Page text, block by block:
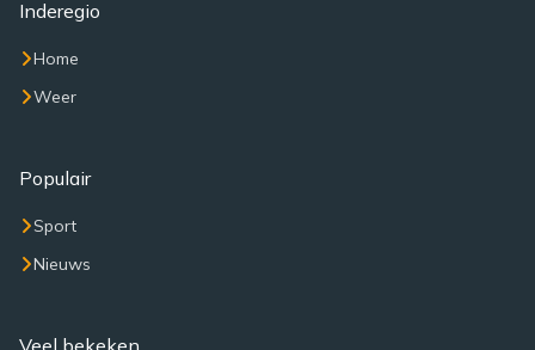
Inderegio
Home
Weer
Populair
Sport
Nieuws
Veel bekeken